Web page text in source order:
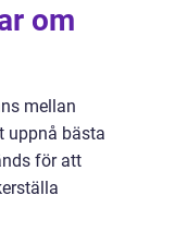
om
mellan
uppnå bästa
för att